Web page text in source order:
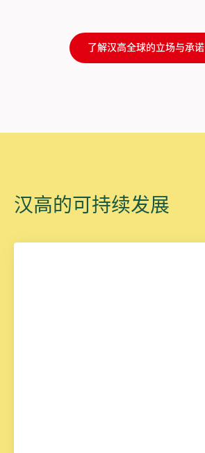
了解汉高全球的立场与承诺
汉高的可持续发展